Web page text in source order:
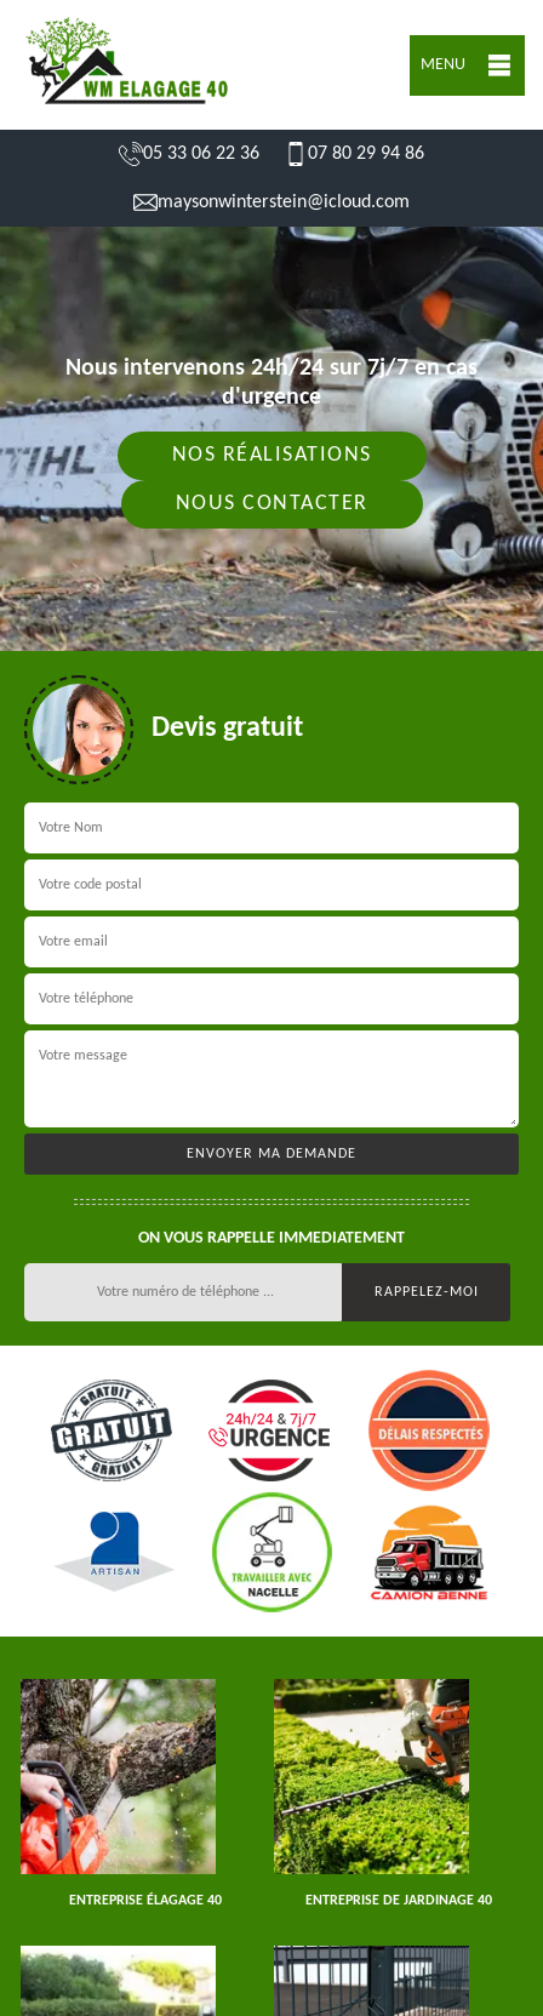
MENU
05 33 06 22 36 07 80 29 94 86
maysonwinterstein@icloud.com
Nous intervenons 24h/24 sur 7j/7 en cas
d'urgence
NOS RÉALISATIONS
NOUS CONTACTER
Devis gratuit
ON VOUS RAPPELLE IMMEDIATEMENT
ENTREPRISE ÉLAGAGE 40 ENTREPRISE DE JARDINAGE 40